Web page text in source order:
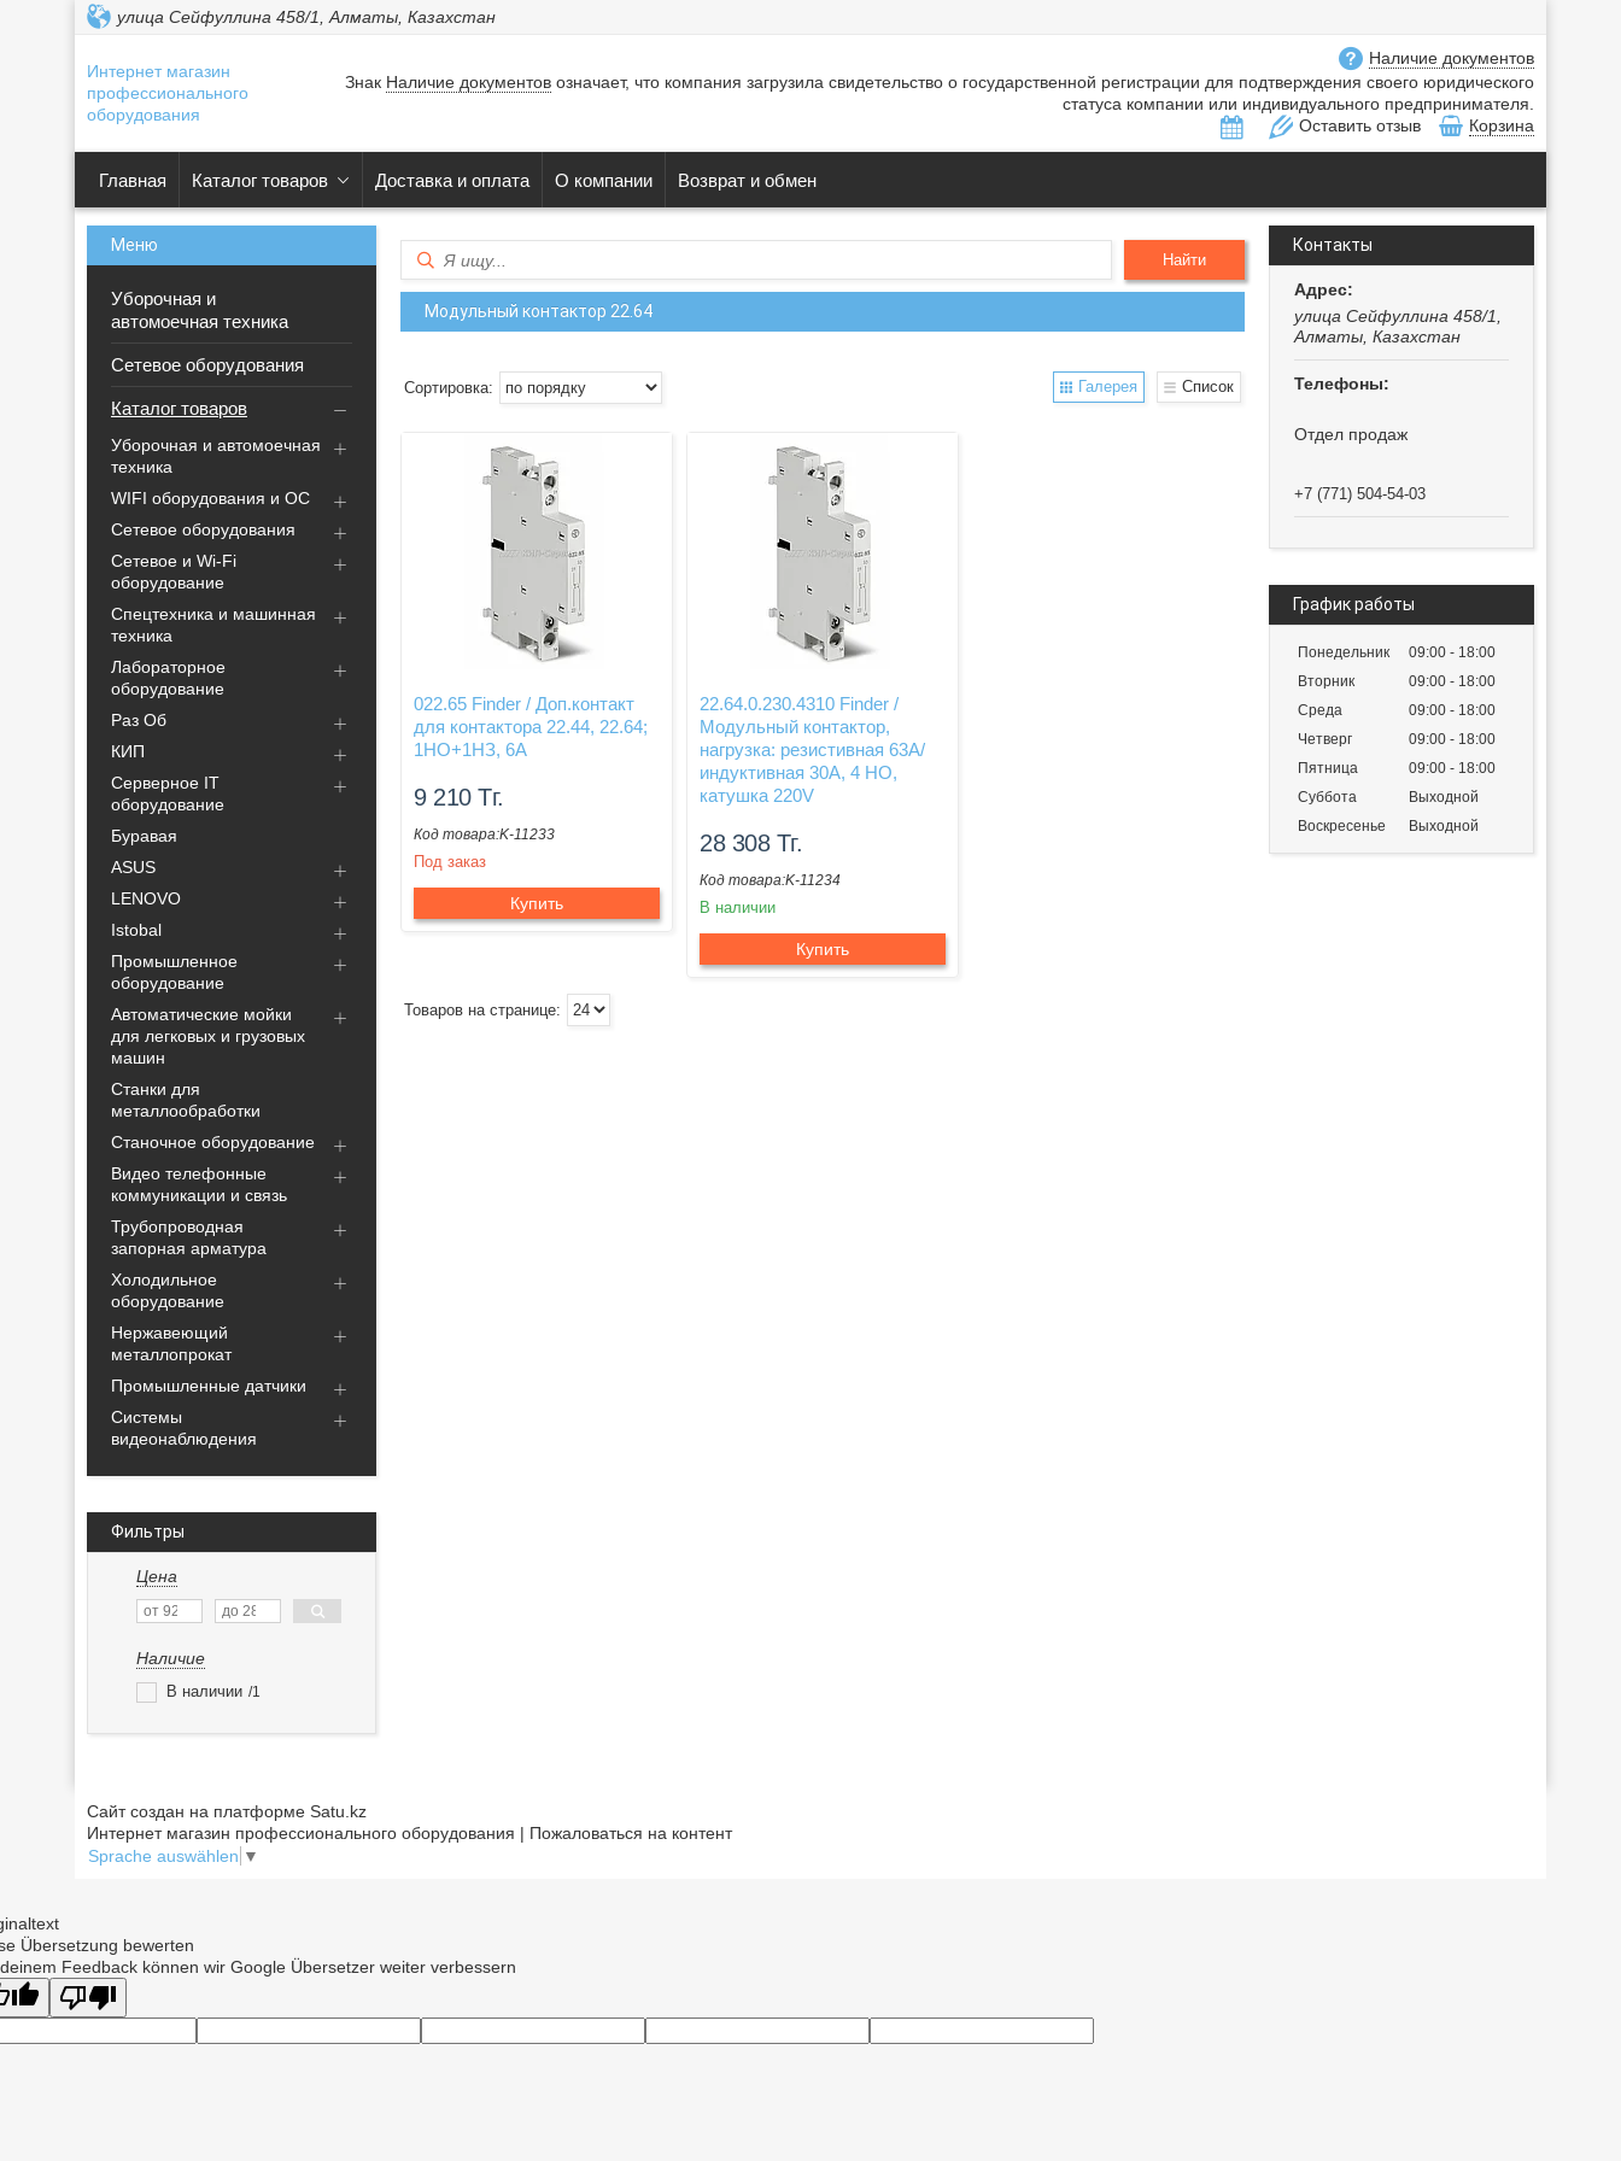
улица Сейфуллина 458/1, Алматы, Казахстан
Интернет магазин
профессионального
оборудования
Наличие документов
Знак Наличие документов означает, что компания загрузила свидетельство о государственной регистрации для подтверждения своего юридического
статуса компании или индивидуального предпринимателя.
Оставить отзыв
Корзина
Главная Каталог товаров Доставка и оплата О компании Возврат и обмен
Уборочная и
автомоечная техника
Сетевое оборудования
Каталог товаров
Уборочная и автомоечная
техника
WIFI оборудования и ОС
Сетевое оборудования
Сетевое и Wi-Fi
оборудование
Спецтехника и машинная
техника
Лабораторное
оборудование
Раз Об
КИП
Серверное IT
оборудование
Буравая
ASUS
LENOVO
Istobal
Промышленное
оборудование
Автоматические мойки
для легковых и грузовых
машин
Станки для
металлообработки
Станочное оборудование
Видео телефонные
коммуникации и связь
Трубопроводная
запорная арматура
Холодильное
оборудование
Нержавеющий
металлопрокат
Промышленные датчики
Системы
видеонаблюдения
Фильтры
Цена
Наличие
В наличии 1
Найти
Модульный контактор 22.64
Галерея Список
022.65 Finder / Доп.контакт
для контактора 22.44, 22.64;
1НО+1НЗ, 6А
9 210Тг.
K-11233
Под заказ
Купить
22.64.0.230.4310 Finder /
Модульный контактор,
нагрузка: резистивная 63А/
индуктивная 30А, 4 НО,
катушка 220V
28 308 Тг.
K-11234
В наличии
Купить
Контакты
улица Сейфуллина 458/1,
Алматы, Казахстан
Отдел продаж
+7 (771) 504-54-03
График работы
Понедельник 09:00
18:00
Вторник
09:00
18:00
Среда
09:00
18:00
Четверг
09:00
18:00
Пятница
09:00
18:00
Суббота
Выходной
Воскресенье
Выходной
Сайт создан на платформе Satu.kz
Интернет магазин профессионального оборудования | Пожаловаться на контент
Sprache auswählen ▼
Übersetzung bewerten
Feedback können wir Google Übersetzer weiter verbessern